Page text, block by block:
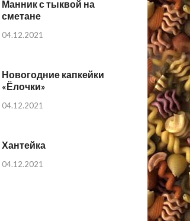
Манник с тыквой на
сметане
04.12.2021
Новогодние капкейки
«Ёлочки»
04.12.2021
Хантейка
04.12.2021